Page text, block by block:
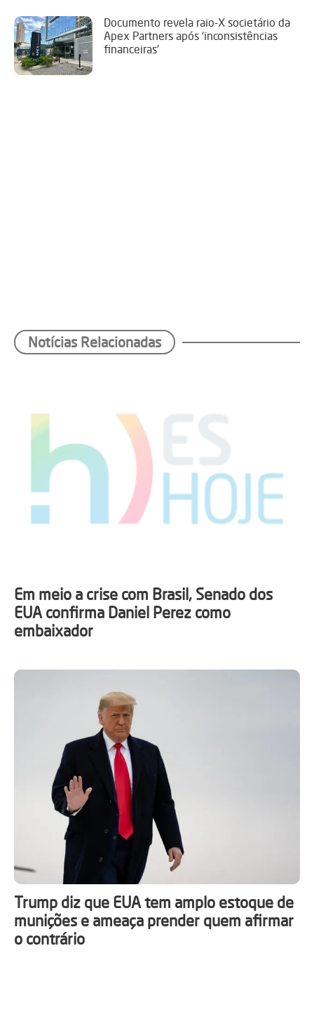
Documento revela raio-X societário da
Apex Partners após ‘inconsistências
financeiras’
Notícias Relacionadas
Em meio a crise com Brasil, Senado dos
EUA confirma Daniel Perez como
embaixador
Trump diz que EUA tem amplo estoque de
munições e ameaça prender quem afirmar
o contrário